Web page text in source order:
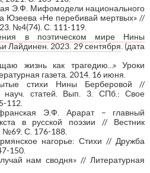
Э.Ф. Мифомодели национального
Юзеева «Не перебивай мертвых» //
№4(74). С. 111-119.
в поэтическом мире Нины
Лайдинен. 2023. 29 сентября . (дата
жизнь как трагедию...» Уроки
газета. 2014. 16 июня.
стихи Нины Берберовой //
науч. статей. Вып. 3. СПб.: Свое
112.
Э.Ф. Арарат – главный
в русской поэзии // Вестник
№69. С. 176-188.
нагорье: Стихи // Дружба
150.
нам сводня» // Литературная